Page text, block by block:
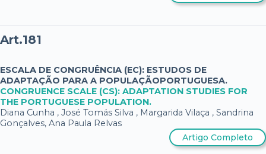
Art.181
ESCALA DE CONGRUÊNCIA (EC): ESTUDOS DE
ADAPTAÇÃO PARA A POPULAÇÃOPORTUGUESA.
CONGRUENCE SCALE (CS): ADAPTATION STUDIES FOR
THE PORTUGUESE POPULATION.
Diana Cunha , José Tomás Silva , Margarida Vilaça , Sandrina
Gonçalves, Ana Paula Relvas
Artigo Completo